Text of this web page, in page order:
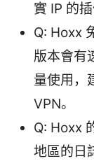
實 IP 的插
Q: Hoxx
版本會有
量使用，
VPN。
Q: Hoxx
地區的日